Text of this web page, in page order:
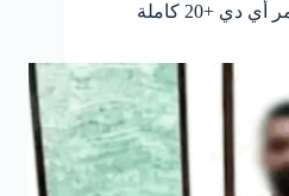
مشاهدة مقطع التيكتوكر عمر أي دي +20 كاملة